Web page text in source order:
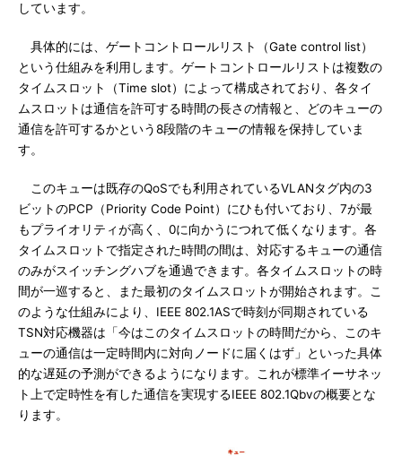
しています。
具体的には、ゲートコントロールリスト（Gate control list）
という仕組みを利用します。ゲートコントロールリストは複数の
タイムスロット（Time slot）によって構成されており、各タイ
ムスロットは通信を許可する時間の長さの情報と、どのキューの
通信を許可するかという8段階のキューの情報を保持していま
す。
このキューは既存のQoSでも利用されているVLANタグ内の3
ビットのPCP（Priority Code Point）にひも付いており、7が最
もプライオリティが高く、0に向かうにつれて低くなります。各
タイムスロットで指定された時間の間は、対応するキューの通信
のみがスイッチングハブを通過できます。各タイムスロットの時
間が一巡すると、また最初のタイムスロットが開始されます。こ
のような仕組みにより、IEEE 802.1ASで時刻が同期されている
TSN対応機器は「今はこのタイムスロットの時間だから、このキ
ューの通信は一定時間内に対向ノードに届くはず」といった具体
的な遅延の予測ができるようになります。これが標準イーサネッ
ト上で定時性を有した通信を実現するIEEE 802.1Qbvの概要とな
ります。